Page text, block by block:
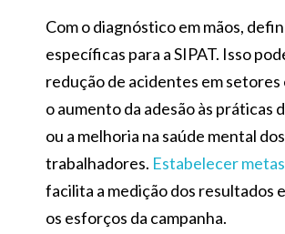
Com o diagnóstico em mãos,
específicas para a SIPAT. Isso
redução de acidentes em
o aumento da adesão às práticas
ou a melhoria na saúde mental dos
trabalhadores. Estabelecer
facilita a medição dos resultados
os esforços da campanha.